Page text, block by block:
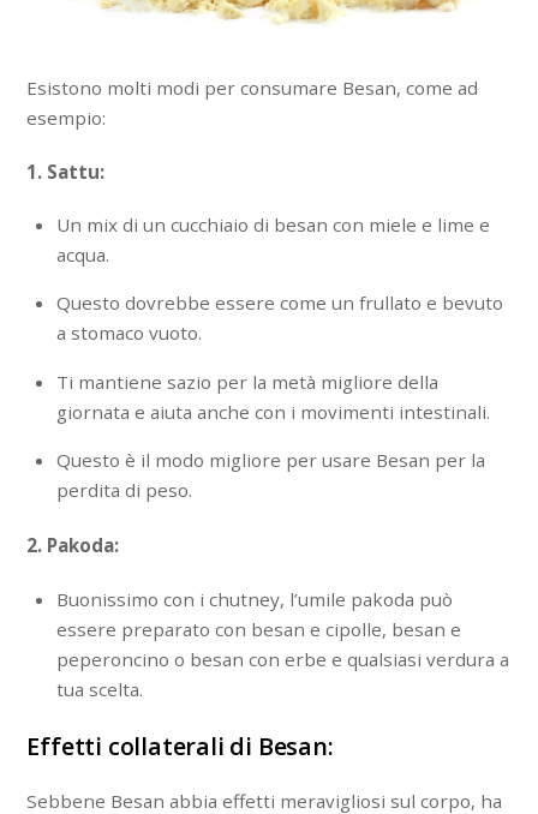
Esistono molti modi per consumare Besan, come ad
esempio:
1. Sattu:
Un mix di un cucchiaio di besan con miele e lime e
acqua.
Questo dovrebbe essere come un frullato e bevuto
a stomaco vuoto.
Ti mantiene sazio per la metà migliore della
giornata e aiuta anche con i movimenti intestinali.
Questo è il modo migliore per usare Besan per la
perdita di peso.
2. Pakoda:
Buonissimo con i chutney, l’umile pakoda può
essere preparato con besan e cipolle, besan e
peperoncino o besan con erbe e qualsiasi verdura a
tua scelta.
Effetti collaterali di Besan:
Sebbene Besan abbia effetti meravigliosi sul corpo, ha